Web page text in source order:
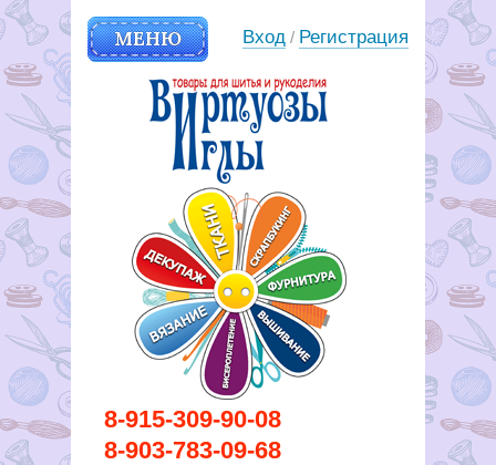
8-915-309-90-08
8-903-783-09-68
МЕНЮ
Вирутозы иглы. Товары для
шитья и рукоделья
Вход / Регистрация